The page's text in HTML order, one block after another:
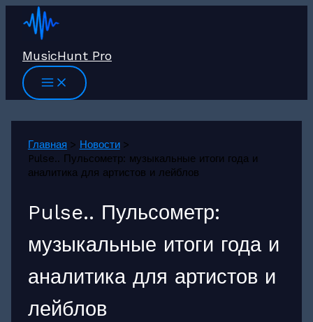
Перейти
MusicHunt Pro
Главная
Новости
Pulse.. Пульсометр: музыкальные итоги года и
аналитика для артистов и лейблов
Pulse.. Пульсометр:
музыкальные итоги года и
аналитика для артистов и
лейблов